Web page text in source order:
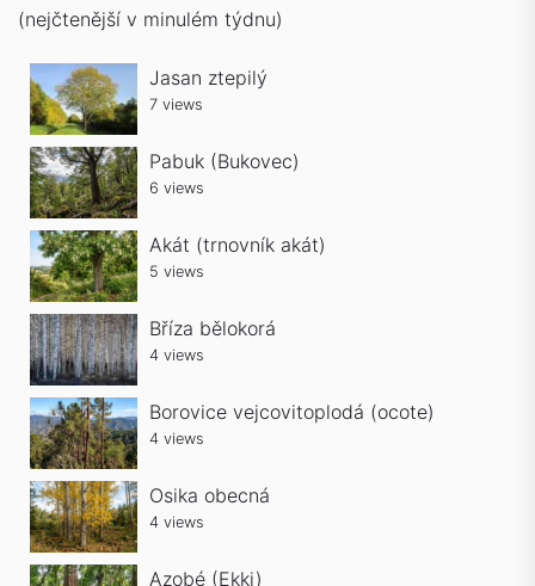
(nejčtenější v minulém týdnu)
Jasan ztepilý
7 views
Pabuk (Bukovec)
6 views
Akát (trnovník akát)
5 views
Bříza bělokorá
4 views
Borovice vejcovitoplodá (ocote)
4 views
Osika obecná
4 views
Azobé (Ekki)